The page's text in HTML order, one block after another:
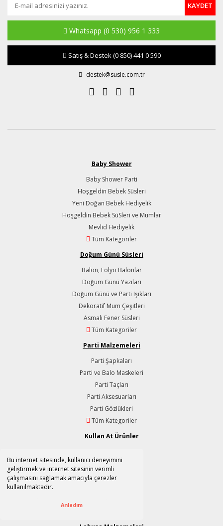
Bu internet sitesinde, kullanıcı deneyimini
geliştirmek ve internet sitesinin verimli
çalışmasını sağlamak amacıyla çerezler
kullanılmaktadır.
Anladım
KAYDET
Whatsapp (0 530) 956 1 333
Satış & Destek(0 850) 441 0 590
destek@susle.com.tr
Baby Shower
Baby Shower Parti
Hoşgeldin Bebek Süsleri
Yeni Doğan Bebek Hediyelik
Hoşgeldin Bebek SüSleri ve Mumlar
Mevlid Hediyelik
Tüm Kategoriler
Doğum Günü Süsleri
Balon, Folyo Balonlar
Doğum Günü Yazıları
Doğum Günü ve Parti Işıkları
Dekoratif Mum Çeşitleri
Asmalı Fener Süsleri
Tüm Kategoriler
Parti Malzemeleri
Parti Şapkaları
Parti ve Balo Maskeleri
Parti Taçları
Parti Aksesuarları
Parti Gözlükleri
Tüm Kategoriler
Kullan At Ürünler
Bardaklar
Peçeteler